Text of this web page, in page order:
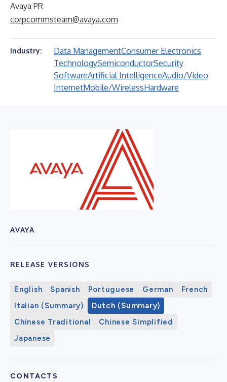
Avaya PR
corpcommsteam@avaya.com
Industry: Data ManagementConsumer Electronics
TechnologySemiconductorSecurity
SoftwareArtificial IntelligenceAudio/Video
InternetMobile/WirelessHardware
AVAYA
RELEASE VERSIONS
English Spanish Portuguese German
French
Italian (Summary)
Dutch (Summary)
Chinese Traditional
Chinese Simplified
Japanese
CONTACTS